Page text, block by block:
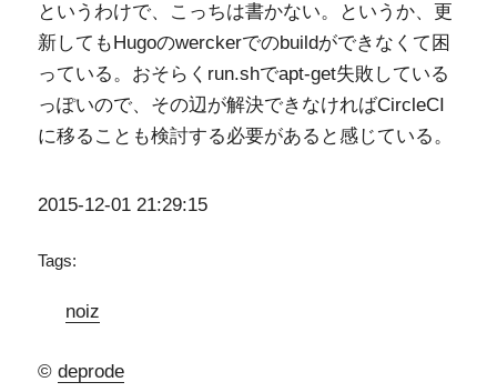
というわけで、こっちは書かない。というか、更
新してもHugoのwerckerでのbuildができなくて困
っている。おそらくrun.shでapt-get失敗している
っぽいので、その辺が解決できなければCircleCI
に移ることも検討する必要があると感じている。
2015-12-01 21:29:15
Tags:
noiz
© deprode